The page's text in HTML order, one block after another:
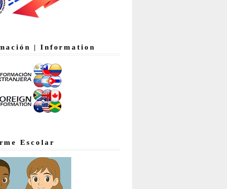
| Information
Escolar